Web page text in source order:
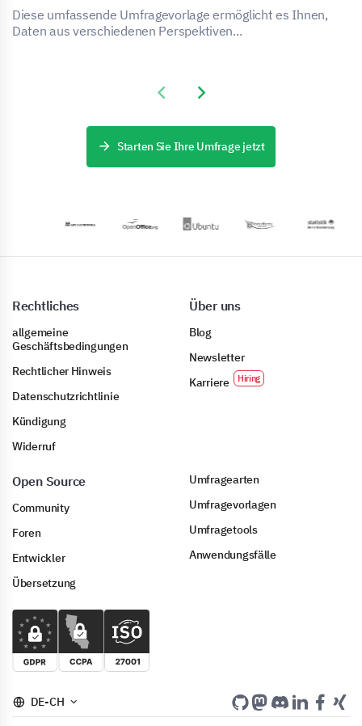
Diese umfassende Umfragevorlage ermöglicht es Ihnen,
Daten aus verschiedenen Perspektiven...
Previous slide
Next slide
Starten Sie Ihre Umfrage jetzt
Rechtliches
allgemeine
Geschäftsbedingungen
Rechtlicher Hinweis
Datenschutzrichtlinie
Kündigung
Widerruf
Über uns
Blog
Newsletter
Karriere
Open Source
Community
Foren
Entwickler
Übersetzung
Umfragearten
Umfragevorlagen
Umfragetools
Anwendungsfälle
DE-CH